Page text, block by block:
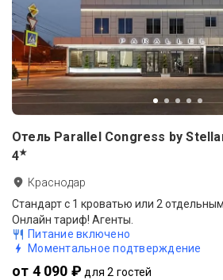
Отель Parallel Congress by
4★
Краснодар
Стандарт с 1 кроватью или 2
Онлайн тариф! Агенты.
Питание включено
Моментальное подтверждение
от 4 090 ₽ для 2 гостей